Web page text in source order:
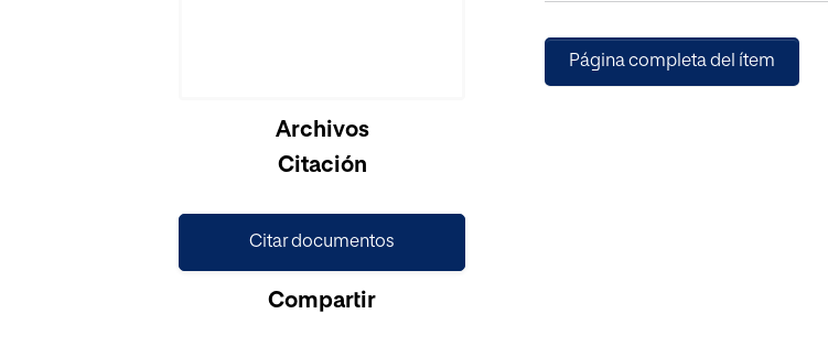
Archivos
Citación
Citar documentos
Compartir
Página completa del ítem